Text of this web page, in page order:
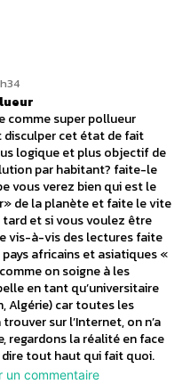
comme super pollueur
disculper cet état de fait
logique et plus objectif de
par habitant? faite-le
vous verez bien qui est le
de la planète et faite le vite
et si vous voulez être
vis-à-vis des lectures faite
africains et asiatiques «
on soigne à les
en tant qu’universitaire
Algérie) car toutes les
sur l’Internet, on n’a
regardons la réalité en face
tout haut qui fait quoi.
un commentaire